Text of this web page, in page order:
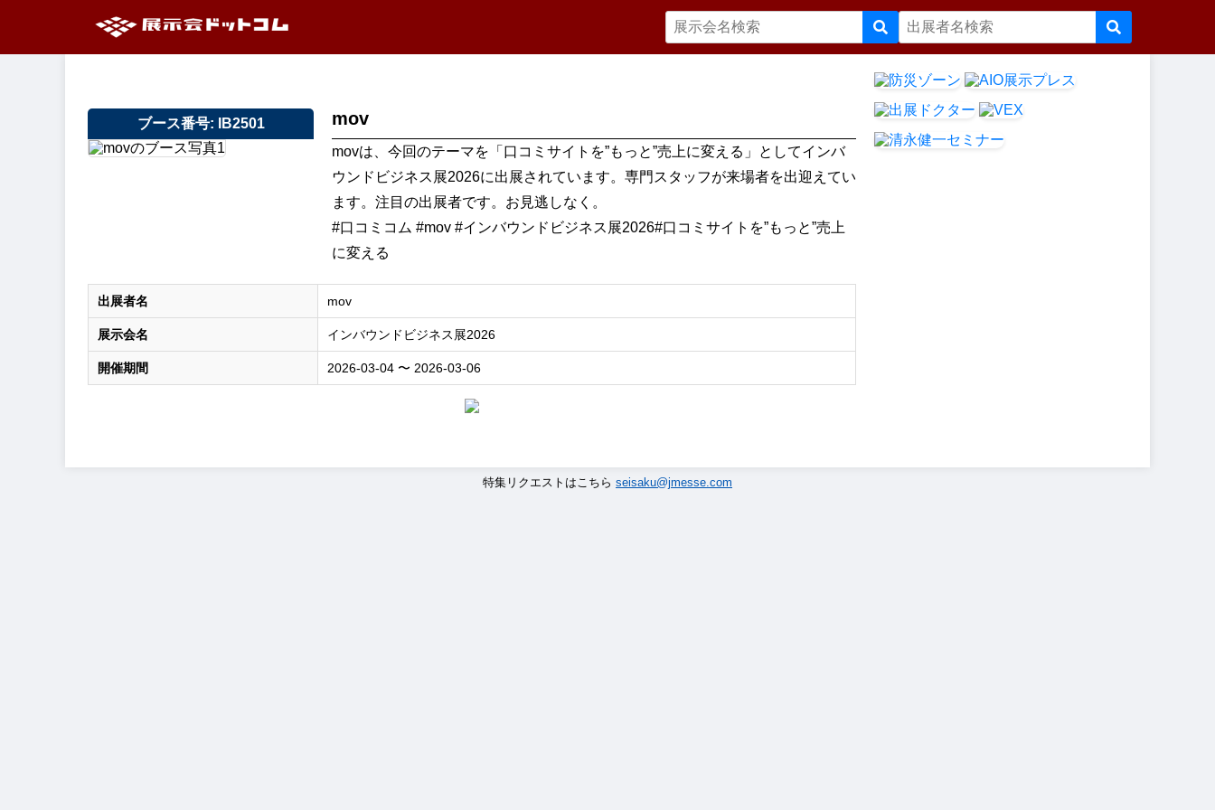
ブース番号: IB2501 mov
movは、今回のテーマを「口コミサイトを”もっと”売上に変える」としてインバ
ウンドビジネス展2026に出展されています。専門スタッフが来場者を出迎えてい
ます。注目の出展者です。お見逃しなく。
#口コミコム #mov #インバウンドビジネス展2026#口コミサイトを”もっと”売上
に変える
出展者名 mov
展示会名 インバウンドビジネス展2026
開催期間 2026-03-04 〜 2026-03-06
特集リクエストはこちら seisaku@jmesse.com